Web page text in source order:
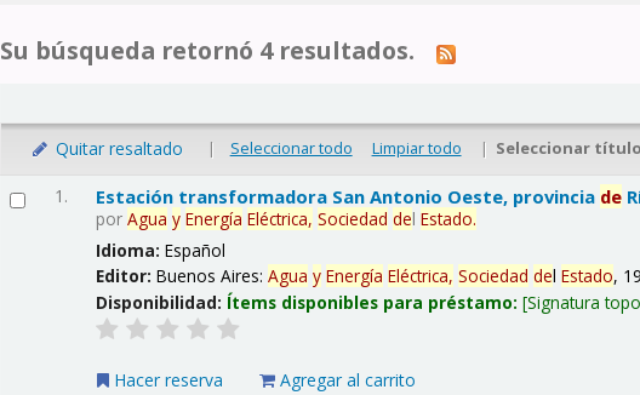
Su búsqueda retornó 4 resultados.
Quitar resaltado | Seleccionar todo Limpiar todo | Seleccionar
1. Estación transformadora San Antonio Oeste, provincia de
porAgua y Energía Eléctrica, Sociedad delEstado.
Idioma:Español
Editor:Buenos Aires:Agua y Energía Eléctrica, Sociedad delEstado,
Disponibilidad: Ítems disponibles para préstamo: Signatura
Hacer reserva Agregar al carrito